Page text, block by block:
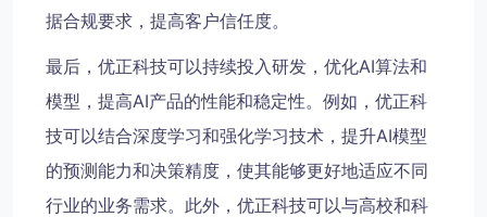
据合规要求，提高客户信任度。
最后，优正科技可以持续投入研发，优化AI算法和
模型，提高AI产品的性能和稳定性。例如，优正科
技可以结合深度学习和强化学习技术，提升AI模型
的预测能力和决策精度，使其能够更好地适应不同
行业的业务需求。此外，优正科技可以与高校和科